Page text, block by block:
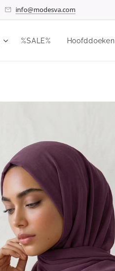
info@modesva.com
%SALE% Hoofddoeken